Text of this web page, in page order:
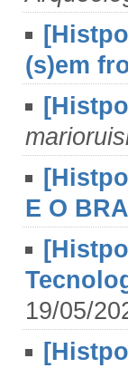
(s)em
E O
19/05/